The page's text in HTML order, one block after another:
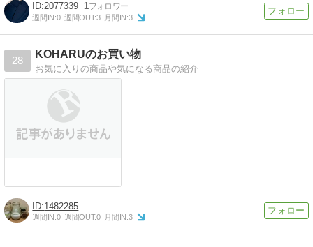
2077339 1
週間IN:0 週間OUT:3 月間IN:3
28
KOHARUのお買い物
お気に入りの商品や気になる商品の紹介
1482285
週間IN:0 週間OUT:0 月間IN:3